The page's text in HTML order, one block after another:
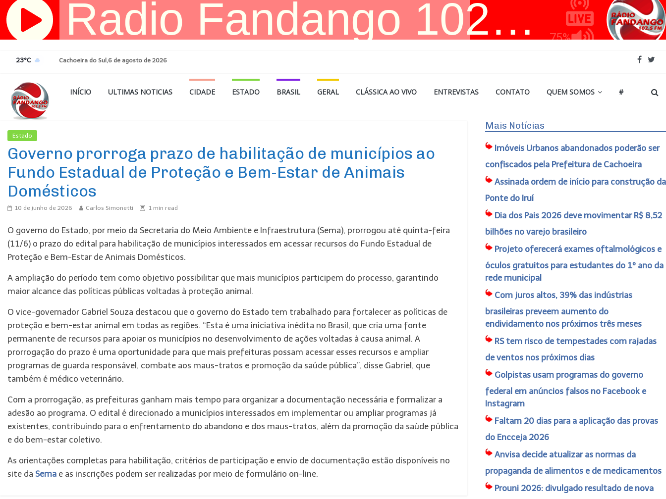
Pular
para
23°C Cachoeira do Sul,6 de agosto de 2026
INÍCIO ULTIMAS NOTICIAS CIDADE ESTADO BRASIL GERAL CLÁSSICA AO VIVO ENTREVISTAS CONTATO QUEM SOMOS #
Estado
Governo prorroga prazo de habilitação de municípios ao
Fundo Estadual de Proteção e Bem-Estar de Animais
Domésticos
10 de junho de 2026 Carlos Simonetti 1 min read
O governo do Estado, por meio da Secretaria do Meio Ambiente e Infraestrutura (Sema), prorrogou até quinta-feira
(11/6) o prazo do edital para habilitação de municípios interessados em acessar recursos do Fundo Estadual de
Proteção e Bem-Estar de Animais Domésticos.
A ampliação do período tem como objetivo possibilitar que mais municípios participem do processo, garantindo
maior alcance das políticas públicas voltadas à proteção animal.
O vice-governador Gabriel Souza destacou que o governo do Estado tem trabalhado para fortalecer as políticas de
proteção e bem-estar animal em todas as regiões. “Esta é uma iniciativa inédita no Brasil, que cria uma fonte
permanente de recursos para apoiar os municípios no desenvolvimento de ações voltadas à causa animal. A
prorrogação do prazo é uma oportunidade para que mais prefeituras possam acessar esses recursos e ampliar
programas de guarda responsável, combate aos maus-tratos e promoção da saúde pública”, disse Gabriel, que
também é médico veterinário.
Com a prorrogação, as prefeituras ganham mais tempo para organizar a documentação necessária e formalizar a
adesão ao programa. O edital é direcionado a municípios interessados em implementar ou ampliar programas já
existentes, contribuindo para o enfrentamento do abandono e dos maus-tratos, além da promoção da saúde pública
e do bem-estar coletivo.
As orientações completas para habilitação, critérios de participação e envio de documentação estão disponíveis no
site da Sema e as inscrições podem ser realizadas por meio de formulário on-line.
Mais Notícias
Imóveis Urbanos abandonados poderão ser
confiscados pela Prefeitura de Cachoeira
Assinada ordem de início para construção da
Ponte do Iruí
Dia dos Pais 2026 deve movimentar R$ 8,52
bilhões no varejo brasileiro
Projeto oferecerá exames oftalmológicos e
óculos gratuitos para estudantes do 1º ano da
rede municipal
Com juros altos, 39% das indústrias
brasileiras preveem aumento do
endividamento nos próximos três meses
RS tem risco de tempestades com rajadas
de ventos nos próximos dias
Golpistas usam programas do governo
federal em anúncios falsos no Facebook e
Instagram
Faltam 20 dias para a aplicação das provas
do Encceja 2026
Anvisa decide atualizar as normas da
propaganda de alimentos e de medicamentos
Prouni 2026: divulgado resultado de nova